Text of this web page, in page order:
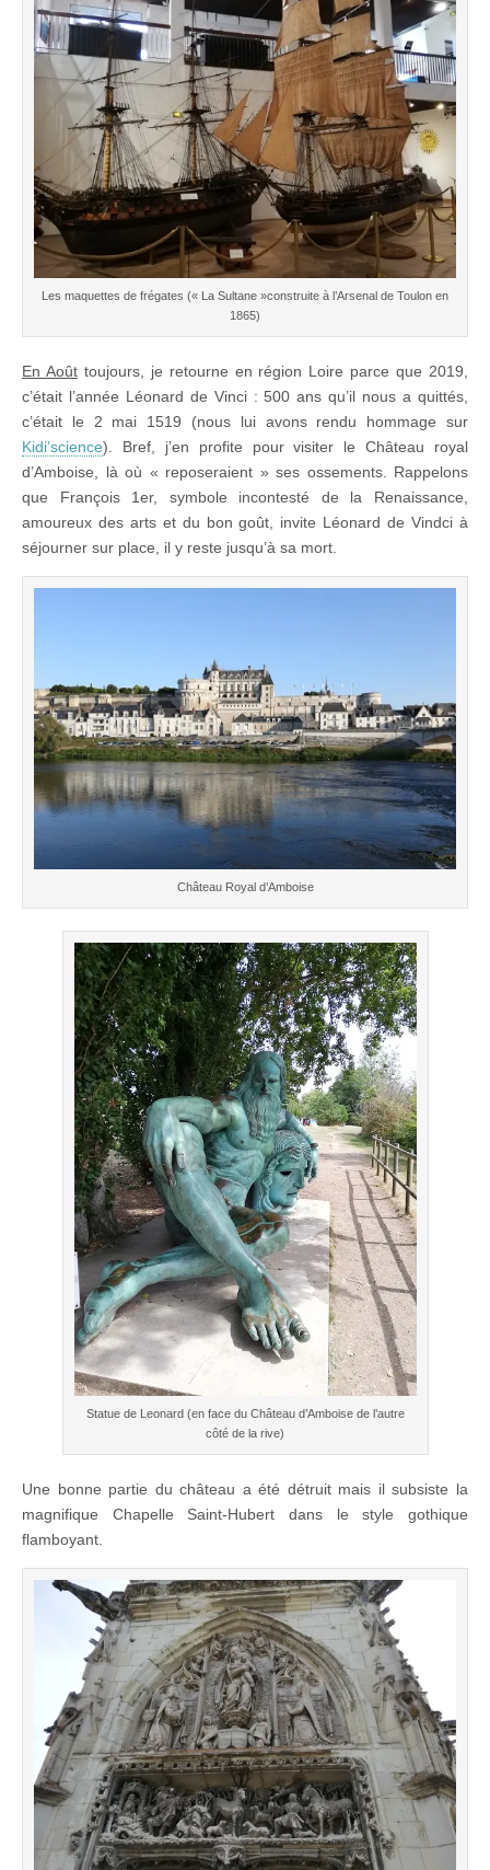
Les maquettes de frégates (« La Sultane »construite à l’Arsenal de Toulon en
1865)
En Aoûttoujours, je retourne en région Loire parce que 2019,
c’était l’année Léonard de Vinci : 500 ans qu’il nous a quittés,
c’était le 2 mai 1519 (nous lui avons rendu hommage sur
Kidi’science). Bref, j’en profite pour visiter le Château royal
d’Amboise, là où « reposeraient » ses ossements. Rappelons
que François 1er, symbole incontesté de la Renaissance,
amoureux des arts et du bon goût, invite Léonard de Vindci à
séjourner sur place, il y reste jusqu’à sa mort.
Château Royal d’Amboise
Statue de Leonard (en face du Château d’Amboise de l’autre
côté de la rive)
Une bonne partie du château a été détruit mais il subsiste la
magnifique Chapelle Saint-Hubert dans le style gothique
flamboyant.